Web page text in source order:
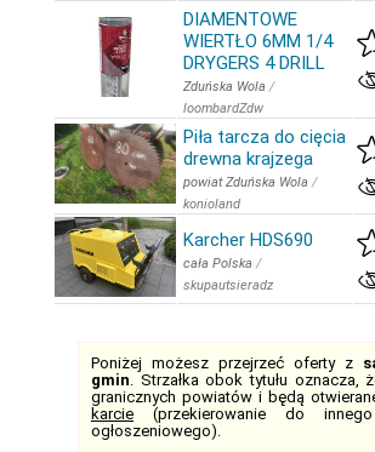
DIAMENTOWE
WIERTŁO 6MM 1/4
DRYGERS 4 DRILL
Zduńska Wola /
loombardZdw
Piła tarcza do cięcia
drewna krajzega
powiat Zduńska Wola /
konioland
Karcher HDS690
cała Polska /
skupautsieradz
Poniżej możesz przejrzeć oferty z
gmin. Strzałka obok tytułu oznacza,
granicznych powiatów i będą
karcie (przekierowanie do
ogłoszeniowego).